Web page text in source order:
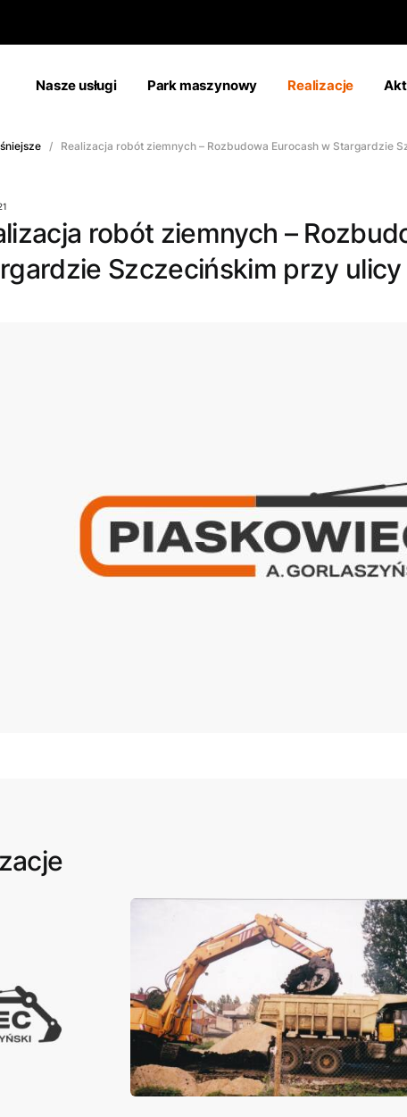
Nasze usługi Park maszynowy Realizacje
/ Realizacja robót ziemnych – Rozbudowa Eurocash w Stargardzie
robót ziemnych –
Szczecińskim przy ulicy